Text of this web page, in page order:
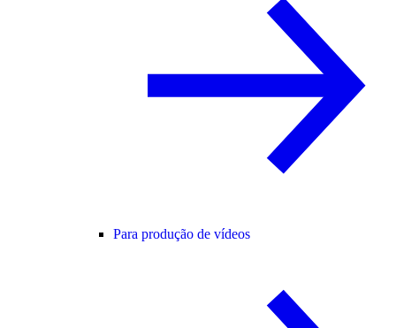
Para produção de vídeos